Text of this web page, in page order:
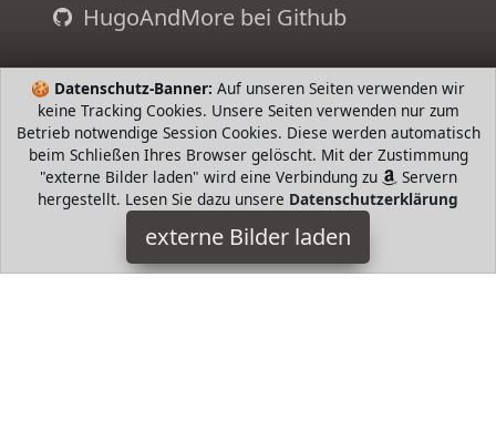
🍪 Datenschutz-Banner: Auf unseren Seiten verwenden wir
keine Tracking Cookies. Unsere Seiten verwenden nur zum
Betrieb notwendige Session Cookies. Diese werden automatisch
beim Schließen Ihres Browser gelöscht. Mit der Zustimmung
"externe Bilder laden" wird eine Verbindung zu
Servern
hergestellt. Lesen Sie dazu unsere Datenschutzerklärung
externe Bilder laden
HugoAndMore bei Github
adidas